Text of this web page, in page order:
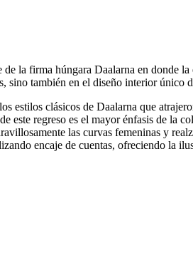
la firma húngara Daalarna en donde
sino también en el diseño interior único
estilos clásicos de Daalarna que
este regreso es el mayor énfasis de la
las curvas femeninas y
encaje de cuentas, ofreciendo la